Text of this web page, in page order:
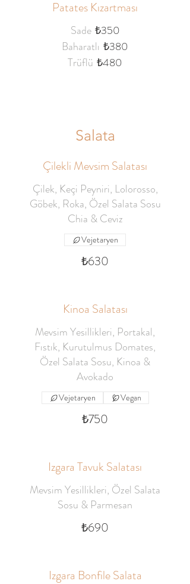
Patates Kızartması
Sade ₺350
Baharatlı ₺380
Trüflü ₺480
Salata
Çilekli Mevsim Salatası
Çilek, Keçi Peyniri, Lolorosso,
Göbek, Roka, Özel Salata Sosu
Chia & Ceviz
₺630
Vejetaryen
Kinoa Salatası
Mevsim Yesillikleri, Portakal,
Fıstık, Kurutulmus Domates,
Özel Salata Sosu, Kinoa &
Avokado
₺750
Vejetaryen Vegan
Izgara Tavuk Salatası
Mevsim Yesillikleri, Özel Salata
Sosu & Parmesan
₺690
Izgara Bonfile Salata